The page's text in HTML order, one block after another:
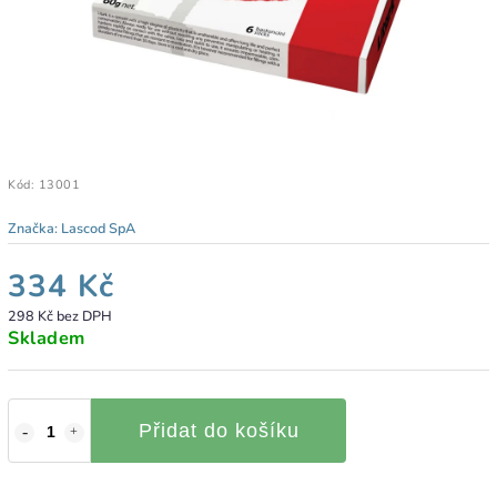
Kód: 13001
Značka: Lascod SpA
334 Kč
298 Kč bez DPH
Skladem
Přidat do košíku